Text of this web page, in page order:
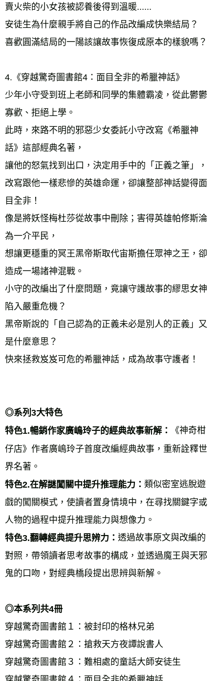
賣火柴的小女孩被認養後得到溫暖......
安徒生為什麼親手將自己的作品改編成快樂結局？
喜歡圓滿結局的一陽該讓故事恢復成原本的樣貌嗎？
4.《穿越驚奇圖書館4：面目全非的希臘神話》
少年小守受到班上老師和同學的集體霸凌，從此鬱鬱
寡歡、拒絕上學。
此時，來路不明的邪惡少女委託小守改寫《希臘神
話》這部經典名著，
讓他的怒氣找到出口，決定用手中的「正義之筆」，
改寫跟他一樣悲慘的英雄命運，卻讓整部神話變得面
目全非！
像是將妖怪梅杜莎從故事中刪除；害得英雄帕修斯淪
為一介平民，
想讓更穩重的冥王黑帝斯取代宙斯擔任眾神之王，卻
造成一場諸神混戰。
小守的改編出了什麼問題，竟讓守護故事的繆思女神
陷入嚴重危機？
黑帝斯說的「自己認為的正義未必是別人的正義」又
是什麼意思？
快來拯救岌岌可危的希臘神話，成為故事守護者！
◎系列3大特色
特色1.暢銷作家廣嶋玲子的經典故事新解：
《神奇柑
仔店》作者廣嶋玲子首度改編經典故事，重新詮釋世
界名著。
特色2.在解謎闖關中提升推理能力： 類似密室逃脫遊
戲的闖關模式，使讀者置身情境中，在尋找關鍵字或
人物的過程中提升推理能力與想像力。
特色3.翻轉經典提升思辨力： 透過故事原文與改編的
對照，帶領讀者思考故事的構成，並透過魔王與天邪
鬼的口吻，對經典橋段提出思辨與新解。
◎本系列共4冊
穿越驚奇圖書館１：被封印的格林兄弟
穿越驚奇圖書館２：搶救天方夜譚說書人
穿越驚奇圖書館３：難相處的童話大師安徒生